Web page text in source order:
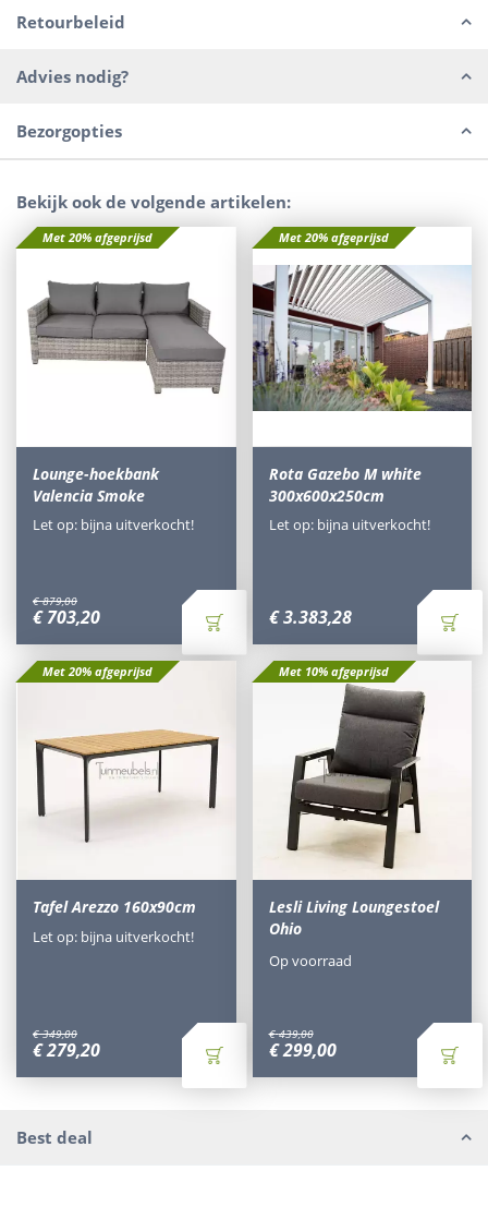
Retourbeleid
Advies nodig?
Bezorgopties
Bekijk ook de volgende artikelen:
Met 20% afgeprijsd
Lounge-hoekbank
Valencia Smoke
€ 879,00
€ 703,20
Let op: bijna uitverkocht!
Met 20% afgeprijsd
Rota Gazebo M white
300x600x250cm
€ 3.383,28
Let op: bijna uitverkocht!
Met 20% afgeprijsd
Tafel Arezzo 160x90cm
€ 349,00
€279,20
Let op: bijna uitverkocht!
Met 10% afgeprijsd
Lesli Living Loungestoel
Ohio
€ 439,00
€299,00
Op voorraad
Best deal